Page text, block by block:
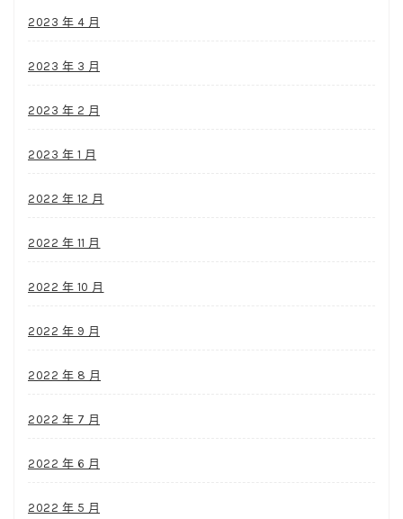
2023 年 4 月
2023 年 3 月
2023 年 2 月
2023 年 1 月
2022 年 12 月
2022 年 11 月
2022 年 10 月
2022 年 9 月
2022 年 8 月
2022 年 7 月
2022 年 6 月
2022 年 5 月